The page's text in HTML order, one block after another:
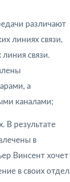
различают
линиях связи,
связи.
а
каналами;
В результате
в
Винсент хочет
в своих